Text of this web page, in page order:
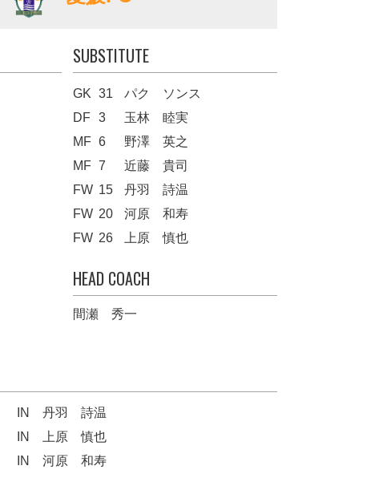
SUBSTITUTE
GK 31
パク ソンス
DF 3
玉林 睦実
MF 6
野澤 英之
MF 7
近藤 貴司
FW 15
丹羽 詩温
FW 20
河原 和寿
FW 26 上原 慎也
HEAD COACH
間瀬 秀一
IN
丹羽 詩温
IN
上原 慎也
IN 河原 和寿